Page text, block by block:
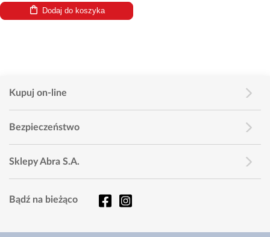
Dodaj do koszyka
Kupuj on-line
Bezpieczeństwo
Sklepy Abra S.A.
Bądź na bieżąco